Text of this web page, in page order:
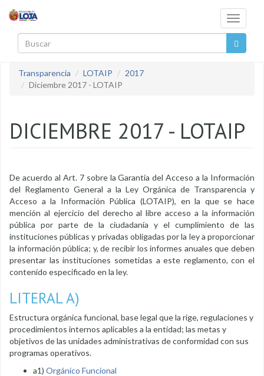
Toggle
Transparencia
LOTAIP
2017
Diciembre 2017 - LOTAIP
DICIEMBRE 2017 - LOTAIP
De acuerdo al Art. 7 sobre la Garantía del Acceso a la Información
del Reglamento General a la Ley Orgánica de Transparencia y
Acceso a la Información Pública (LOTAIP), en la que se hace
mención al ejercicio del derecho al libre acceso a la información
pública por parte de la ciudadanía y el cumplimiento de las
instituciones públicas y privadas obligadas por la ley a proporcionar
la información pública; y, de recibir los informes anuales que deben
presentar las instituciones sometidas a este reglamento, con el
contenido especificado en la ley.
LITERAL A)
Estructura orgánica funcional, base legal que la rige, regulaciones y
procedimientos internos aplicables a la entidad; las metas y
objetivos de las unidades administrativas de conformidad con sus
programas operativos.
a1) Orgánico Funcional